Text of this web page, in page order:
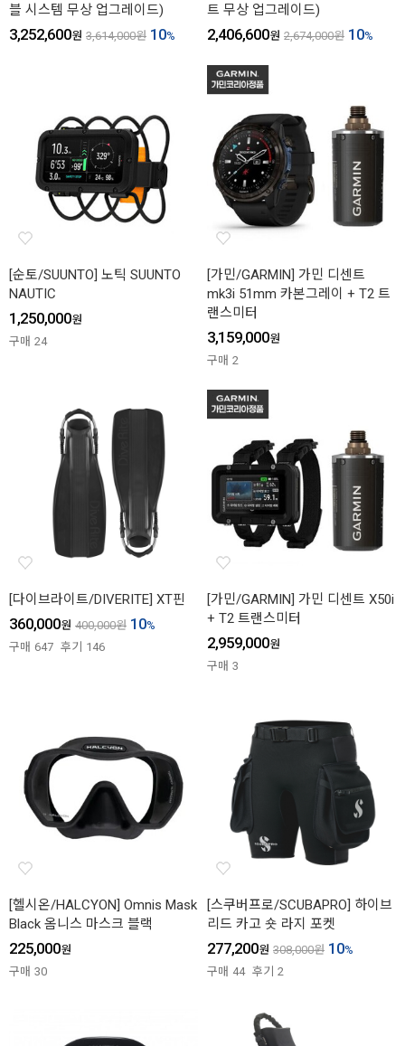
블 시스템 무상 업그레이드)
3,252,600원 3,614,000원 10%
트 무상 업그레이드)
2,406,600원 2,674,000원 10%
[순토/SUUNTO] 노틱 SUUNTO
NAUTIC
1,250,000원
구매 24
[가민/GARMIN] 가민 디센트
mk3i 51mm 카본그레이 + T2 트
랜스미터
3,159,000원
구매 2
[다이브라이트/DIVERITE] XT핀
360,000원 400,000원 10%
구매 647 후기 146
[가민/GARMIN] 가민 디센트 X50i
+ T2 트랜스미터
2,959,000원
구매 3
[헬시온/HALCYON] Omnis Mask
Black 옴니스 마스크 블랙
225,000원
구매 30
[스쿠버프로/SCUBAPRO] 하이브
리드 카고 숏 라지 포켓
277,200원 308,000원 10%
구매 44 후기 2